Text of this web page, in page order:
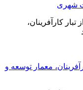
شهری
معمار توسعه و